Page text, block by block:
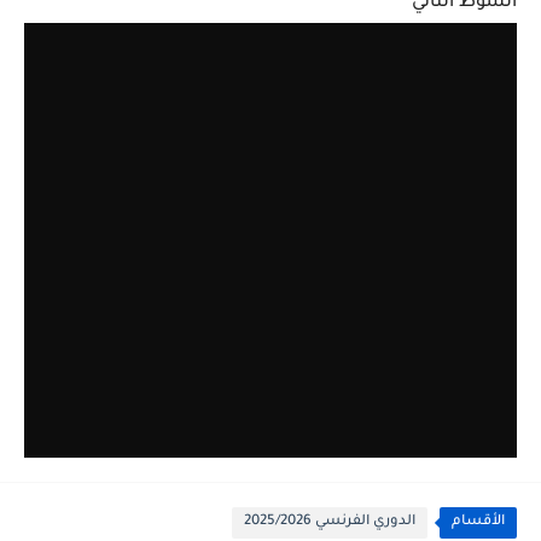
الأقسام الدوري الفرنسي 2025/2026